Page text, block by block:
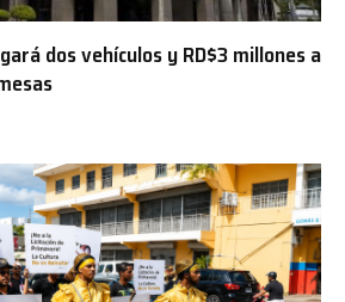
dos vehículos y RD$3 millones a